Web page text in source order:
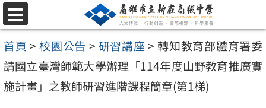
跳
至
主
要
內
選
單
首頁 > 校園公告 > 研習講座 > 轉知教育部體育署委
請國立臺灣師範大學辦理「114年度山野教育推廣實
施計畫」之教師研習進階課程簡章(第1梯)